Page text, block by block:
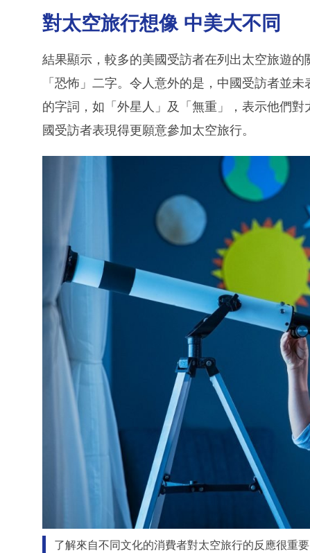
對太空旅行想像 中美大不同
結果顯示，較多的美國受訪者在列出太空旅遊的
「恐怖」二字。令人意外的是，中國受訪者並
的字詞，如「外星人」及「無重」，表示他們
國受訪者表現得更願意參加太空旅行。
了解來自不同文化的消費者對太空旅行的反應很重要